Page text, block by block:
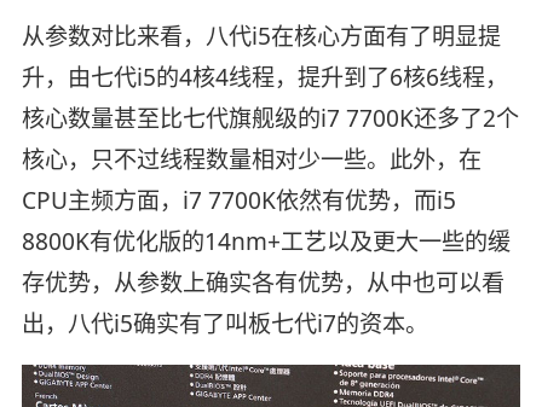
从参数对比来看，八代i5在核心方面有了明显提
升，由七代i5的4核4线程，提升到了6核6线程，
核心数量甚至比七代旗舰级的i7 7700K还多了2个
核心，只不过线程数量相对少一些。此外，在
CPU主频方面，i7 7700K依然有优势，而i5
8800K有优化版的14nm+工艺以及更大一些的缓
存优势，从参数上确实各有优势，从中也可以看
出，八代i5确实有了叫板七代i7的资本。